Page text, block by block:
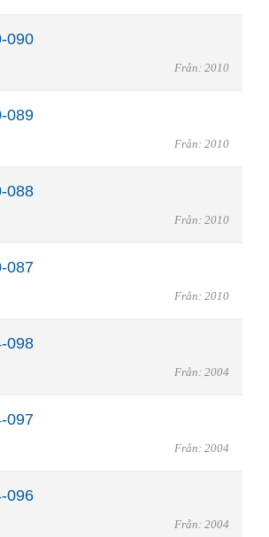
090
Från: 2010
089
Från: 2010
088
Från: 2010
087
Från: 2010
098
Från: 2004
097
Från: 2004
096
Från: 2004